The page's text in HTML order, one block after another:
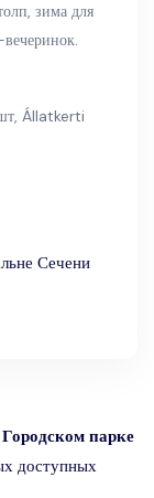
зима для
Állatkerti
Сечени
Городском парке
доступных